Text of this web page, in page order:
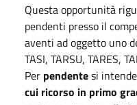
Questa opportunità
pendenti presso il
aventi ad oggetto uno
TASI, TARSU, TARES,
Per pendentesi
cui ricorso in primo